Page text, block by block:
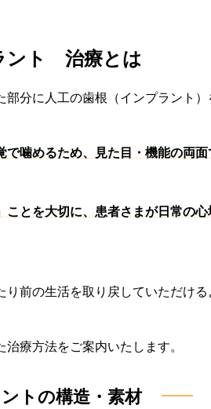
ント 治療とは
分に人工の歯根（インプラント
で噛めるため、見た目・機能の両
ことを大切に、患者さまが日常の
前の生活を取り戻していただけ
療方法をご案内いたします。
トの構造・素材